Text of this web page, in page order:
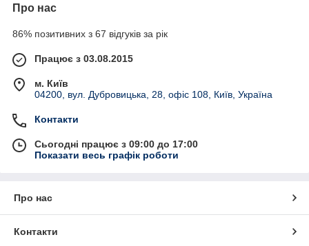
Про нас
86% позитивних з 67 відгуків за рік
Працює з 03.08.2015
м. Київ
04200, вул. Дубровицька, 28, офіс 108, Київ, Україна
Контакти
Сьогодні працює з 09:00 до 17:00
Показати весь графік роботи
Про нас
Контакти